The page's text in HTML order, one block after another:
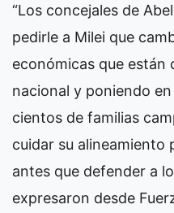
“Los concejales de
pedirle a Milei que
económicas que están
nacional y poniendo
cientos de familias
cuidar su alineamiento
antes que defender a
expresaron desde